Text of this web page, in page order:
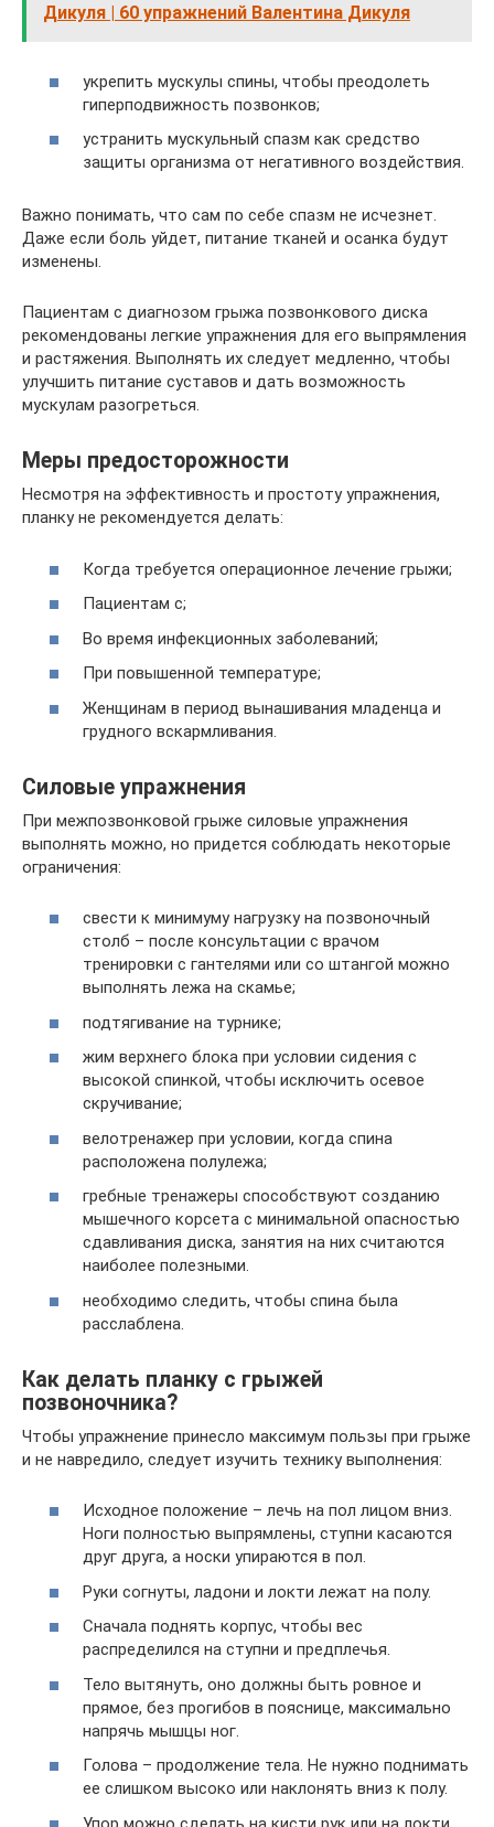
Дикуля | 60 упражнений Валентина Дикуля
укрепить мускулы спины, чтобы преодолеть
гиперподвижность позвонков;
устранить мускульный спазм как средство
защиты организма от негативного воздействия.
Важно понимать, что сам по себе спазм не исчезнет.
Даже если боль уйдет, питание тканей и осанка будут
изменены.
Пациентам с диагнозом грыжа позвонкового диска
рекомендованы легкие упражнения для его выпрямления
и растяжения. Выполнять их следует медленно, чтобы
улучшить питание суставов и дать возможность
мускулам разогреться.
Меры предосторожности
Несмотря на эффективность и простоту упражнения,
планку не рекомендуется делать:
Когда требуется операционное лечение грыжи;
Пациентам с;
Во время инфекционных заболеваний;
При повышенной температуре;
Женщинам в период вынашивания младенца и
грудного вскармливания.
Силовые упражнения
При межпозвонковой грыже силовые упражнения
выполнять можно, но придется соблюдать некоторые
ограничения:
свести к минимуму нагрузку на позвоночный
столб – после консультации с врачом
тренировки с гантелями или со штангой можно
выполнять лежа на скамье;
подтягивание на турнике;
жим верхнего блока при условии сидения с
высокой спинкой, чтобы исключить осевое
скручивание;
велотренажер при условии, когда спина
расположена полулежа;
гребные тренажеры способствуют созданию
мышечного корсета с минимальной опасностью
сдавливания диска, занятия на них считаются
наиболее полезными.
необходимо следить, чтобы спина была
расслаблена.
Как делать планку с грыжей
позвоночника?
Чтобы упражнение принесло максимум пользы при грыже
и не навредило, следует изучить технику выполнения:
Исходное положение – лечь на пол лицом вниз.
Ноги полностью выпрямлены, ступни касаются
друг друга, а носки упираются в пол.
Руки согнуты, ладони и локти лежат на полу.
Сначала поднять корпус, чтобы вес
распределился на ступни и предплечья.
Тело вытянуть, оно должны быть ровное и
прямое, без прогибов в пояснице, максимально
напрячь мышцы ног.
Голова – продолжение тела. Не нужно поднимать
ее слишком высоко или наклонять вниз к полу.